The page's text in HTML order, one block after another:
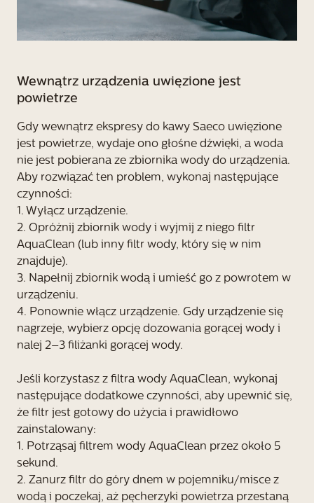
Wewnątrz urządzenia uwięzione jest
powietrze
Gdy wewnątrz ekspresy do kawy Saeco uwięzione
jest powietrze, wydaje ono głośne dźwięki, a woda
nie jest pobierana ze zbiornika wody do urządzenia.
Aby rozwiązać ten problem, wykonaj następujące
czynności:
1. Wyłącz urządzenie.
2. Opróżnij zbiornik wody i wyjmij z niego filtr
AquaClean (lub inny filtr wody, który się w nim
znajduje).
3. Napełnij zbiornik wodą i umieść go z powrotem w
urządzeniu.
4. Ponownie włącz urządzenie. Gdy urządzenie się
nagrzeje, wybierz opcję dozowania gorącej wody i
nalej 2–3 filiżanki gorącej wody.
Jeśli korzystasz z filtra wody AquaClean, wykonaj
następujące dodatkowe czynności, aby upewnić się,
że filtr jest gotowy do użycia i prawidłowo
zainstalowany:
1. Potrząsaj filtrem wody AquaClean przez około 5
sekund.
2. Zanurz filtr do góry dnem w pojemniku/misce z
wodą i poczekaj, aż pęcherzyki powietrza przestaną